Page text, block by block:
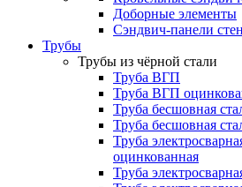
Доборные элементы
Сэндвич-панели
Трубы
Трубы из чёрной стали
Труба ВГП
Труба ВГП
Труба бесшовная
Труба бесшовная
Труба
оцинкованная
Труба